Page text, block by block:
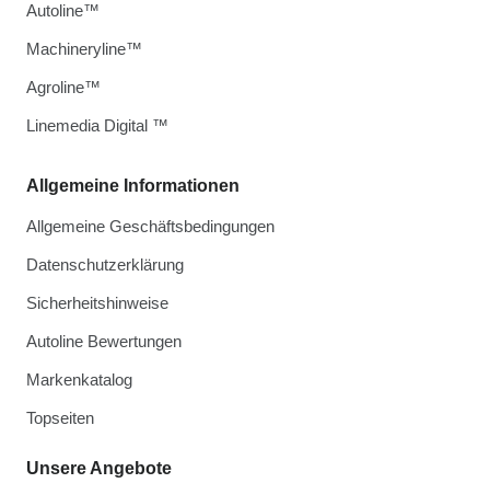
Allgemeine Informationen
Allgemeine Geschäftsbedingungen
Datenschutzerklärung
Sicherheitshinweise
Autoline Bewertungen
Markenkatalog
Topseiten
Unsere Angebote
Autoline™
Machineryline™
Agroline™
Linemedia Digital ™